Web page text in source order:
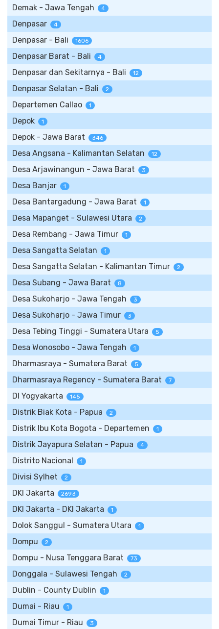
Demak - Jawa Tengah 4
Denpasar 4
Denpasar - Bali 1606
Denpasar Barat - Bali 4
Denpasar dan Sekitarnya - Bali 12
Denpasar Selatan - Bali 2
Departemen Callao 1
Depok 1
Depok - Jawa Barat 346
Desa Angsana - Kalimantan Selatan 12
Desa Arjawinangun - Jawa Barat 3
Desa Banjar 1
Desa Bantargadung - Jawa Barat 1
Desa Mapanget - Sulawesi Utara 2
Desa Rembang - Jawa Timur 1
Desa Sangatta Selatan 1
Desa Sangatta Selatan - Kalimantan Timur 2
Desa Subang - Jawa Barat 8
Desa Sukoharjo - Jawa Tengah 3
Desa Sukoharjo - Jawa Timur 3
Desa Tebing Tinggi - Sumatera Utara 5
Desa Wonosobo - Jawa Tengah 1
Dharmasraya - Sumatera Barat 5
Dharmasraya Regency - Sumatera Barat 7
DI Yogyakarta 145
Distrik Biak Kota - Papua 2
Distrik Ibu Kota Bogota - Departemen 1
Distrik Jayapura Selatan - Papua 4
Distrito Nacional 1
Divisi Sylhet 2
DKI Jakarta 2693
DKI Jakarta - DKI Jakarta 1
Dolok Sanggul - Sumatera Utara 1
Dompu 2
Dompu - Nusa Tenggara Barat 73
Donggala - Sulawesi Tengah 2
Dublin - County Dublin 1
Dumai - Riau 1
Dumai Timur - Riau 3